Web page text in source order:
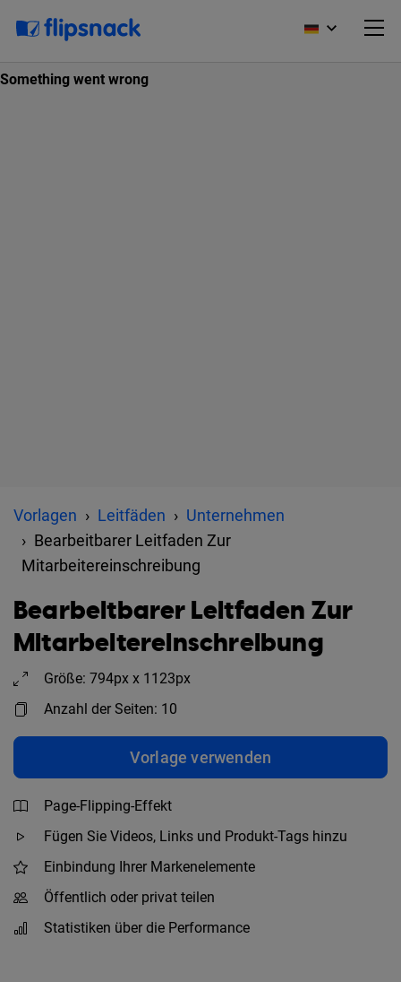
Vorlagen Leitfäden
Unternehmen
Bearbeitbarer Leitfaden Zur
Mitarbeitereinschreibung
Bearbeitbarer Leitfaden Zur
Mitarbeitereinschreibung
Größe: 794px x 1123px
Anzahl der Seiten: 10
Vorlage verwenden
Page-Flipping-Effekt
Fügen Sie Videos, Links und Produkt-Tags hinzu
Einbindung Ihrer Markenelemente
Öffentlich oder privat teilen
Statistiken über die Performance